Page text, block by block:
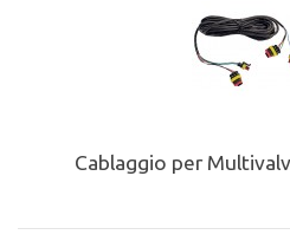
Cablaggio per